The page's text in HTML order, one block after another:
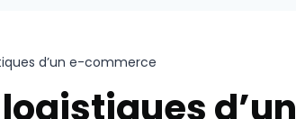
d’un e-commerce
d’un